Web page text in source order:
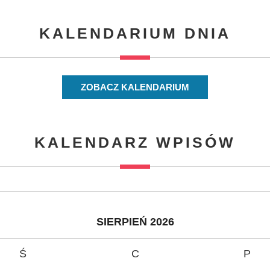
KALENDARIUM DNIA
ZOBACZ KALENDARIUM
KALENDARZ WPISÓW
SIERPIEŃ 2026
Ś C P